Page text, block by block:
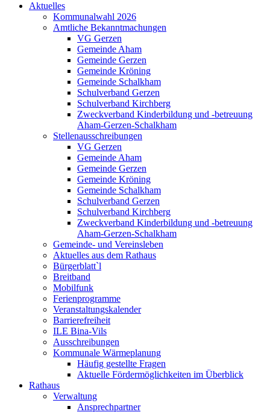
Aktuelles
Kommunalwahl 2026
Amtliche Bekanntmachungen
VG Gerzen
Gemeinde Aham
Gemeinde Gerzen
Gemeinde Kröning
Gemeinde Schalkham
Schulverband Gerzen
Schulverband Kirchberg
Zweckverband Kinderbildung und -betreuung
Aham-Gerzen-Schalkham
Stellenausschreibungen
VG Gerzen
Gemeinde Aham
Gemeinde Gerzen
Gemeinde Kröning
Gemeinde Schalkham
Schulverband Gerzen
Schulverband Kirchberg
Zweckverband Kinderbildung und -betreuung
Aham-Gerzen-Schalkham
Gemeinde- und Vereinsleben
Aktuelles aus dem Rathaus
Bürgerblatt`l
Breitband
Mobilfunk
Ferienprogramme
Veranstaltungskalender
Barrierefreiheit
ILE Bina-Vils
Ausschreibungen
Kommunale Wärmeplanung
Häufig gestellte Fragen
Aktuelle Fördermöglichkeiten im Überblick
Rathaus
Verwaltung
Ansprechpartner